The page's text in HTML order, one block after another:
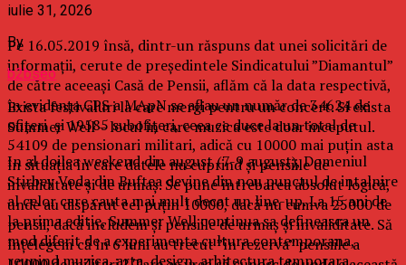
Pe 16.05.2019 însă, dintr-un răspuns dat unei solicitări de
informații, cerute de președintele Sindicatului ”Diamantul”
de către aceeași Casă de Pensii, aflăm că la data respectivă,
în evidența CPS a MApN se aflau un număr de 34624 de
ofițeri și 19585 subofițeri, ceea ce duce la un total de
54109 de pensionari militari, adică cu 10000 mai puțin asta
în situația în care datele nu cuprind și pensiile de
invaliditate și de urmaș. Se pune întrebarea absolut logică,
unde au dispărut cel puțin 10000, dacă nu cumva 25000 de
pensii, dacă includem și pensiile de urmaș și invaliditate. Să
înțelegem că în 6 luni au trecut ”în rezerva” pensiile a
iulie 31, 2026
By
b2bseo
Exista festivaluri la care mergi pentru un concert. Si exista
Summer Well – locul in care muzica este doar inceputul.
In al doilea weekend din august (7-9 august), Domeniul
Stirbey Voda din Buftea devine din nou punctul de intalnire
al celor care cauta mai mult decat un line-up. La 15 ani de
la prima editie, Summer Well continua sa defineasca un
mod diferit de a experimenta cultura contemporana,
reunind muzica, arta, design, arhitectura temporara,